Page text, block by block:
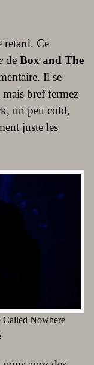
retard. Ce
de Box and The
Il se
bref fermez
un peu cold,
juste les
Nowhere